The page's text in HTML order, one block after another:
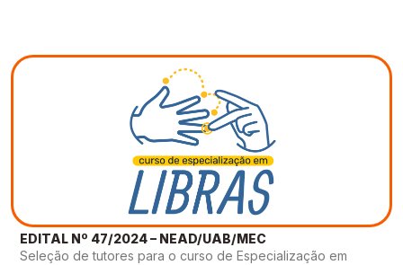
EDITAL Nº 47/2024 – NEAD/UAB/MEC
Seleção de tutores para o curso de Especialização em